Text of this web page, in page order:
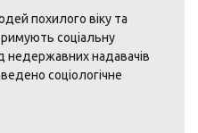
похилого віку та
соціальну
недержавних надавачів
соціологічне